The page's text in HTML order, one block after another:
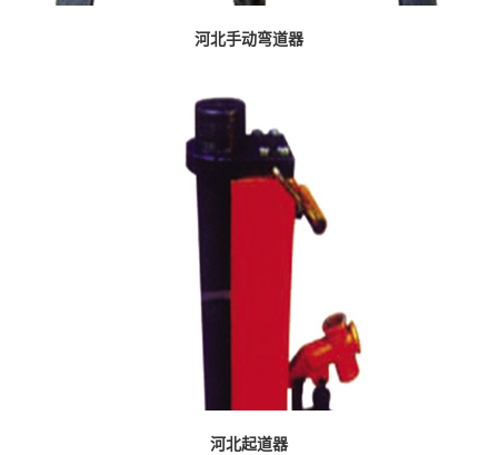
河北手动弯道器
河北起道器